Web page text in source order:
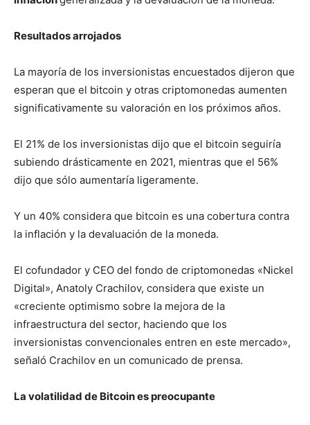
Resultados arrojados
La mayoría de los inversionistas encuestados dijeron que
esperan que el bitcoin y otras criptomonedas aumenten
significativamente su valoración en los próximos años.
El 21% de los inversionistas dijo que el bitcoin seguiría
subiendo drásticamente en 2021, mientras que el 56%
dijo que sólo aumentaría ligeramente.
Y un 40% considera que bitcoin es una cobertura contra
la inflación y la devaluación de la moneda.
El cofundador y CEO del fondo de criptomonedas «Nickel
Digital», Anatoly Crachilov, considera que existe un
«creciente optimismo sobre la mejora de la
infraestructura del sector, haciendo que los
inversionistas convencionales entren en este mercado»,
señaló Crachilov en un comunicado de prensa.
La volatilidad de Bitcoin es preocupante